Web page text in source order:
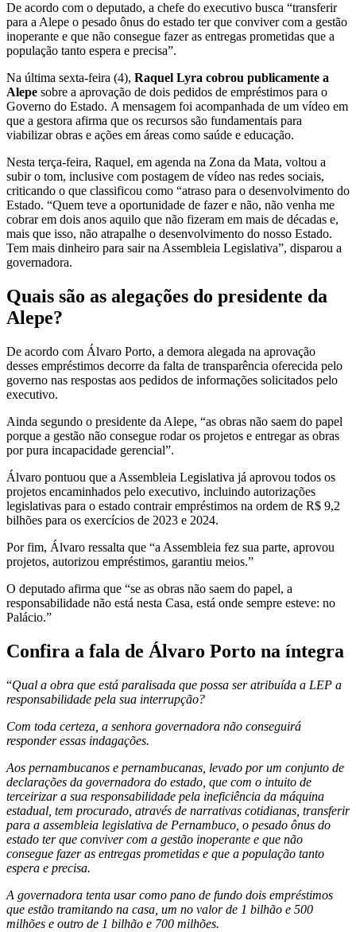
De acordo com o deputado, a chefe do executivo busca “transferir
para a Alepe o pesado ônus do estado ter que conviver com a gestão
inoperante e que não consegue fazer as entregas prometidas que a
população tanto espera e precisa”.
Na última sexta-feira (4), Raquel Lyra cobrou publicamente a
Alepe sobre a aprovação de dois pedidos de empréstimos para o
Governo do Estado. A mensagem foi acompanhada de um vídeo em
que a gestora afirma que os recursos são fundamentais para
viabilizar obras e ações em áreas como saúde e educação.
Nesta terça-feira, Raquel, em agenda na Zona da Mata, voltou a
subir o tom, inclusive com postagem de vídeo nas redes sociais,
criticando o que classificou como “atraso para o desenvolvimento do
Estado. “Quem teve a oportunidade de fazer e não, não venha me
cobrar em dois anos aquilo que não fizeram em mais de décadas e,
mais que isso, não atrapalhe o desenvolvimento do nosso Estado.
Tem mais dinheiro para sair na Assembleia Legislativa”, disparou a
governadora.
Quais são as alegações do presidente da
Alepe?
De acordo com Álvaro Porto, a demora alegada na aprovação
desses empréstimos decorre da falta de transparência oferecida pelo
governo nas respostas aos pedidos de informações solicitados pelo
executivo.
Ainda segundo o presidente da Alepe, “as obras não saem do papel
porque a gestão não consegue rodar os projetos e entregar as obras
por pura incapacidade gerencial”.
Álvaro pontuou que a Assembleia Legislativa já aprovou todos os
projetos encaminhados pelo executivo, incluindo autorizações
legislativas para o estado contrair empréstimos na ordem de R$ 9,2
bilhões para os exercícios de 2023 e 2024.
Por fim, Álvaro ressalta que “a Assembleia fez sua parte, aprovou
projetos, autorizou empréstimos, garantiu meios.”
O deputado afirma que “se as obras não saem do papel, a
responsabilidade não está nesta Casa, está onde sempre esteve: no
Palácio.”
Confira a fala de Álvaro Porto na íntegra
“Qual a obra que está paralisada que possa ser atribuída a LEP a
responsabilidade pela sua interrupção?
Com toda certeza, a senhora governadora não conseguirá
responder essas indagações.
Aos pernambucanos e pernambucanas, levado por um conjunto de
declarações da governadora do estado, que com o intuito de
terceirizar a sua responsabilidade pela ineficiência da máquina
estadual, tem procurado, através de narrativas cotidianas, transferir
para a assembleia legislativa de Pernambuco, o pesado ônus do
estado ter que conviver com a gestão inoperante e que não
consegue fazer as entregas prometidas e que a população tanto
espera e precisa.
A governadora tenta usar como pano de fundo dois empréstimos
que estão tramitando na casa, um no valor de 1 bilhão e 500
milhões e outro de 1 bilhão e 700 milhões.